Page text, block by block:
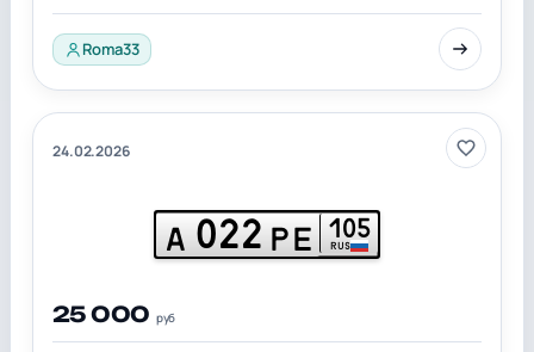
Roma33
24.02.2026
А 022 РЕ 105
RUS
25 000 руб